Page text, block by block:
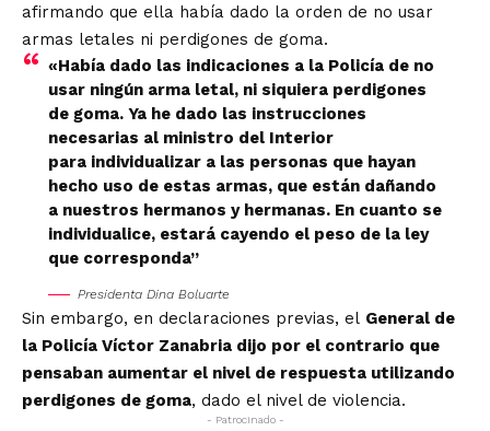
afirmando que ella había dado la orden de no usar
armas letales ni perdigones de goma.
«Había dado las indicaciones a la Policía de no
usar ningún arma letal, ni siquiera perdigones
de goma. Ya he dado las instrucciones
necesarias al ministro del Interior
para individualizar a las personas que hayan
hecho uso de estas armas, que están dañando
a nuestros hermanos y hermanas. En cuanto se
individualice, estará cayendo el peso de la ley
que corresponda”
Presidenta Dina Boluarte
Sin embargo, en declaraciones previas, el General de
la Policía Víctor Zanabria dijo por el contrario que
pensaban aumentar el nivel de respuesta utilizando
perdigones de goma, dado el nivel de violencia.
- Patrocinado -